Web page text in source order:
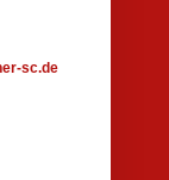
sc.de